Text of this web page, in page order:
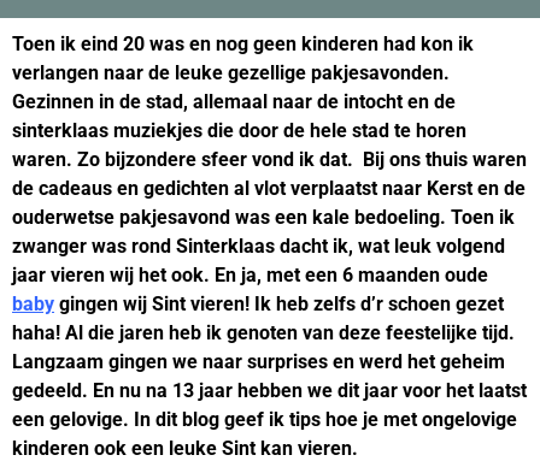
Toen ik eind 20 was en nog geen kinderen had kon ik
verlangen naar de leuke gezellige pakjesavonden.
Gezinnen in de stad, allemaal naar de intocht en de
sinterklaas muziekjes die door de hele stad te horen
waren. Zo bijzondere sfeer vond ik dat. Bij ons thuis waren
de cadeaus en gedichten al vlot verplaatst naar Kerst en de
ouderwetse pakjesavond was een kale bedoeling. Toen ik
zwanger was rond Sinterklaas dacht ik, wat leuk volgend
jaar vieren wij het ook. En ja, met een 6 maanden oude
baby gingen wij Sint vieren! Ik heb zelfs d’r schoen gezet
haha! Al die jaren heb ik genoten van deze feestelijke tijd.
Langzaam gingen we naar surprises en werd het geheim
gedeeld. En nu na 13 jaar hebben we dit jaar voor het laatst
een gelovige. In dit blog geef ik tips hoe je met ongelovige
kinderen ook een leuke Sint kan vieren.